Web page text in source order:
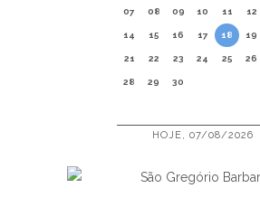
07 08 09 10 11 12
14 15 16 17 18 19
21 22 23 24 25 26
28 29 30
HOJE, 07/08/2026